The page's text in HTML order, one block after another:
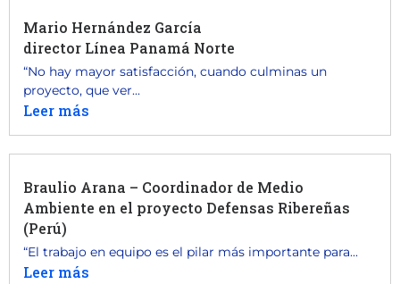
Mario Hernández García
director Línea Panamá Norte
“No hay mayor satisfacción, cuando culminas un
proyecto, que ver...
Leer más
Braulio Arana – Coordinador de Medio
Ambiente en el proyecto Defensas Ribereñas
(Perú)
“El trabajo en equipo es el pilar más importante para...
Leer más